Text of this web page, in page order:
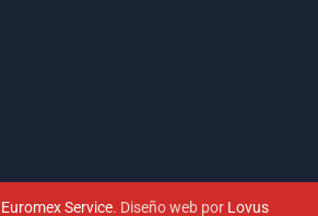
Euromex Service. Diseño web por Lovus